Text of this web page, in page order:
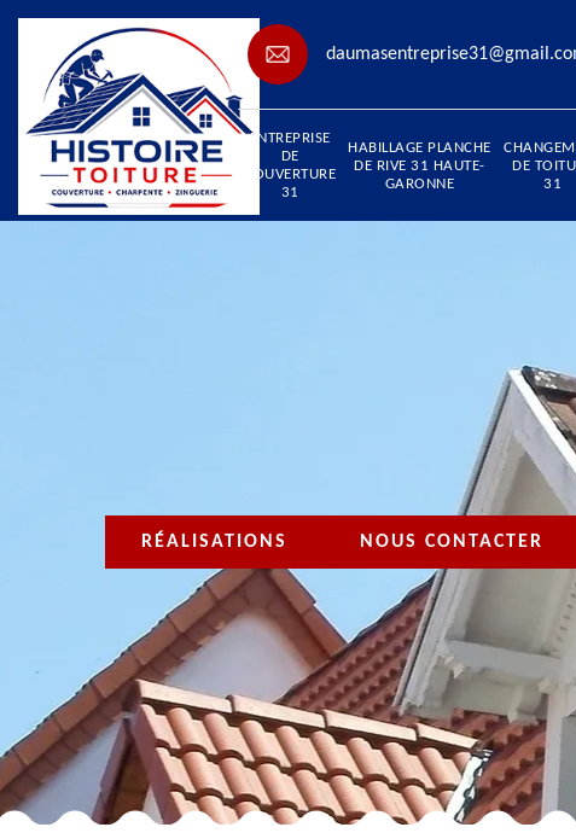
ENTREPRISE
DE
COUVERTURE
31
HABILLAGE PLANCHE
DE RIVE 31 HAUTE-
GARONNE
DE
31
RÉALISATIONS NOUS CONTACTER